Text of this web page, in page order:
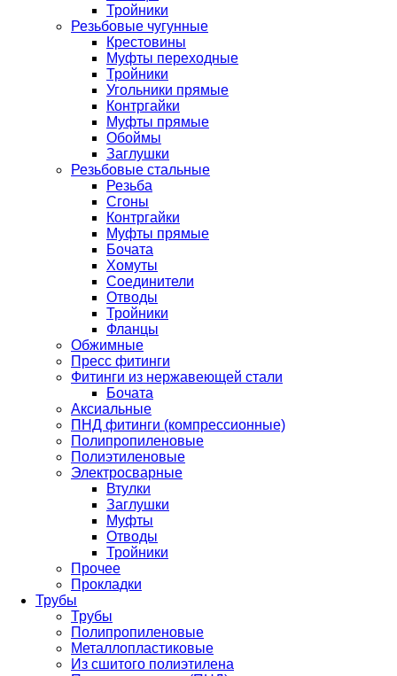
Тройники
Резьбовые чугунные
Крестовины
Муфты переходные
Тройники
Угольники прямые
Контргайки
Муфты прямые
Обоймы
Заглушки
Резьбовые стальные
Резьба
Сгоны
Контргайки
Муфты прямые
Бочата
Хомуты
Соединители
Отводы
Тройники
Фланцы
Обжимные
Пресс фитинги
Фитинги из нержавеющей стали
Бочата
Аксиальные
ПНД фитинги (компрессионные)
Полипропиленовые
Полиэтиленовые
Электросварные
Втулки
Заглушки
Муфты
Отводы
Тройники
Прочее
Прокладки
Трубы
Трубы
Полипропиленовые
Металлопластиковые
Из сшитого полиэтилена